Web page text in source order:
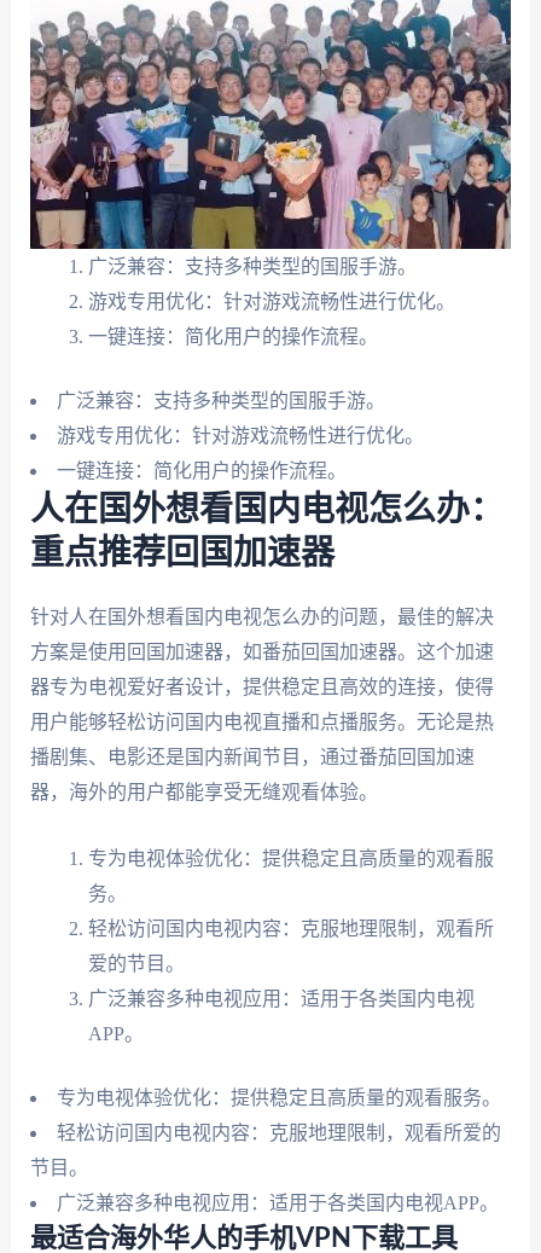
广泛兼容：支持多种类型的国服手游。
游戏专用优化：针对游戏流畅性进行优化。
一键连接：简化用户的操作流程。
广泛兼容：支持多种类型的国服手游。
游戏专用优化：针对游戏流畅性进行优化。
一键连接：简化用户的操作流程。
人在国外想看国内电视怎么办：
重点推荐回国加速器
针对人在国外想看国内电视怎么办的问题，最佳的解决
方案是使用回国加速器，如番茄回国加速器。这个加速
器专为电视爱好者设计，提供稳定且高效的连接，使得
用户能够轻松访问国内电视直播和点播服务。无论是热
播剧集、电影还是国内新闻节目，通过番茄回国加速
器，海外的用户都能享受无缝观看体验。
专为电视体验优化：提供稳定且高质量的观看服
务。
轻松访问国内电视内容：克服地理限制，观看所
爱的节目。
广泛兼容多种电视应用：适用于各类国内电视
APP。
专为电视体验优化：提供稳定且高质量的观看服务。
轻松访问国内电视内容：克服地理限制，观看所爱的
节目。
广泛兼容多种电视应用：适用于各类国内电视APP。
最适合海外华人的手机VPN下载工具